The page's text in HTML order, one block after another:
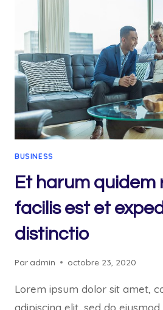
BUSINESS
Et harum quidem
facilis est et
distinctio
Par admin octobre 23, 2020
Lorem ipsum dolor sit amet,
adipiscing elit, sed do